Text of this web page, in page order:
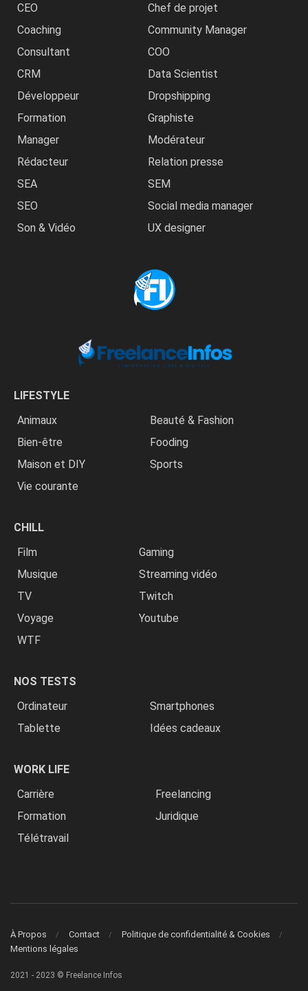
CEO
Chef de projet
Coaching
Community Manager
Consultant
COO
CRM
Data Scientist
Développeur
Dropshipping
Formation
Graphiste
Manager
Modérateur
Rédacteur
Relation presse
SEA
SEM
SEO
Social media manager
Son & Vidéo
UX designer
LIFESTYLE
Animaux
Beauté & Fashion
Bien-être
Fooding
Maison et DIY
Sports
Vie courante
CHILL
Film
Gaming
Musique
Streaming vidéo
TV
Twitch
Voyage
Youtube
WTF
NOS TESTS
Ordinateur
Smartphones
Tablette
Idées cadeaux
WORK LIFE
Carrière
Freelancing
Formation
Juridique
Télétravail
À Propos Contact
Politique de confidentialité & Cookies
Mentions légales
2021 - 2023 © Freelance Infos